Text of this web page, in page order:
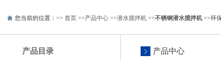
您当前的位置：>> 首页 >>产品中心 >>潜水搅拌机 >>不锈钢潜水搅拌机>>环
产品目录 产品中心